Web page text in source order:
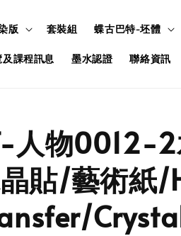
版 套裝組
蝶古巴特-坯體
課程訊息 墨水認證 聯絡資訊
人物0012-
貼/藝術紙/